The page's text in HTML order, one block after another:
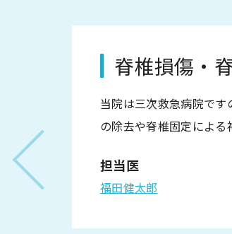
脊椎損傷・
当院は三次救急病院で
の除去や脊椎固定によ
担当医
福田健太郎